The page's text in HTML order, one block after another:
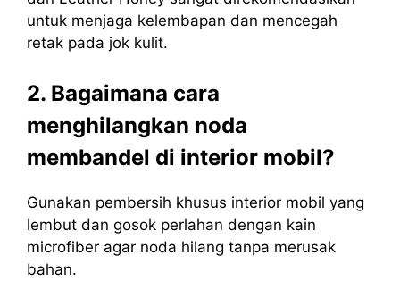
untuk menjaga kelembapan dan mencegah
retak pada jok kulit.
2. Bagaimana cara
menghilangkan noda
membandel di interior mobil?
Gunakan pembersih khusus interior mobil yang
lembut dan gosok perlahan dengan kain
microfiber agar noda hilang tanpa merusak
bahan.